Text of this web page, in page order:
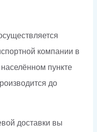
компании в
пункте
до
доставки вы